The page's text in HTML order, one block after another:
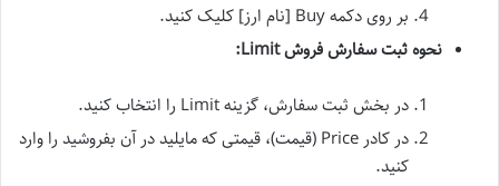
بر روی دکمه Buy [نام ارز] کلیک کنید.
نحوه ثبت سفارش فروش Limit:
در بخش ثبت سفارش، گزینه Limit را انتخاب کنید.
در کادر Price (قیمت)، قیمتی که مایلید در آن بفروشید را وارد
کنید.